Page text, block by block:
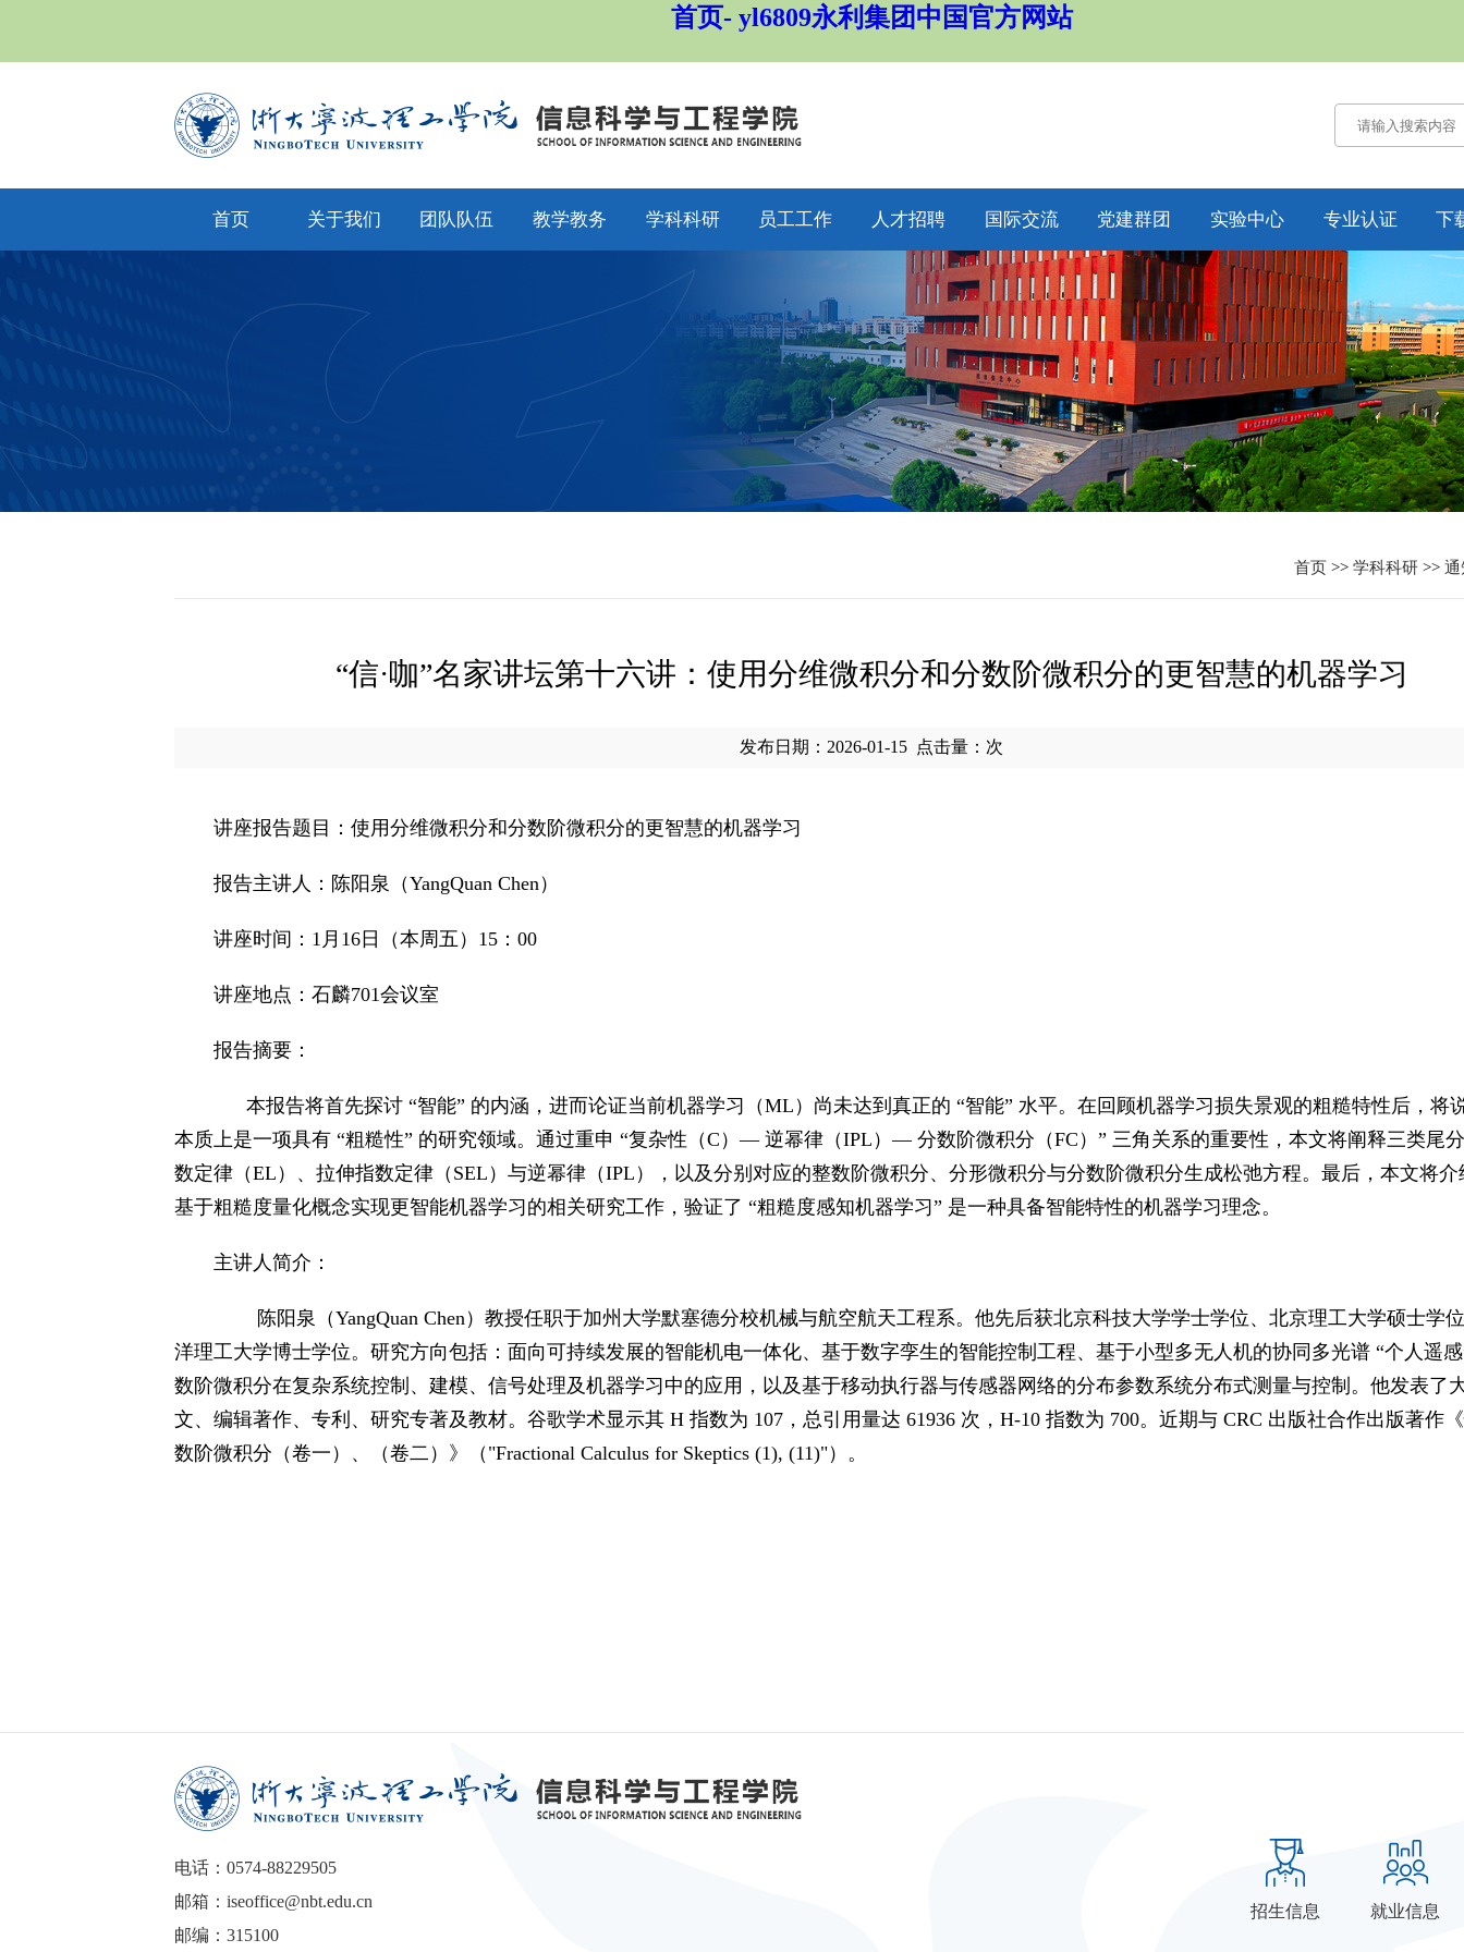
首页- yl6809永利集团中国官方网站
首页 关于我们 团队队伍 教学教务
专业设置
学科科研
通知公告
科研动态
员工工作
学工动态
学科竞赛
人才招聘
招生工作
就业工作
员工工作
国际交流
通知公告
交流动态
合作项目
党建群团
通知公告
党务工作
工会工作
纪委工作
实验中心 专业认证
认证概况
工作动态
培养方案
规章制度
下
资
首页 >> 学科科研 >> 通
“信·咖”名家讲坛第十六讲：使用分维微积分和分数阶微积分的更智慧的机器学习
发布日期：2026-01-15 点击量： 次
讲座报告题目：使用分维微积分和分数阶微积分的更智慧的机器学习
报告主讲人：陈阳泉（YangQuan Chen）
讲座时间：1月16日（本周五）15：00
讲座地点：石麟701会议室
报告摘要：
本报告将首先探讨 “智能” 的内涵，进而论证当前机器学习（ML）尚未达到真正的 “智能” 水平。在回顾机器学习损失景观的粗糙特性后，将
本质上是一项具有 “粗糙性” 的研究领域。通过重申 “复杂性（C）— 逆幂律（IPL）— 分数阶微积分（FC）” 三角关系的重要性，本文将阐释三类尾
数定律（EL）、拉伸指数定律（SEL）与逆幂律（IPL），以及分别对应的整数阶微积分、分形微积分与分数阶微积分生成松弛方程。最后，本文将
基于粗糙度量化概念实现更智能机器学习的相关研究工作，验证了 “粗糙度感知机器学习” 是一种具备智能特性的机器学习理念。
主讲人简介：
陈阳泉（YangQuan Chen）教授任职于加州大学默塞德分校机械与航空航天工程系。他先后获北京科技大学学士学位、北京理工大学硕士学
洋理工大学博士学位。研究方向包括：面向可持续发展的智能机电一体化、基于数字孪生的智能控制工程、基于小型多无人机的协同多光谱 “个人遥
数阶微积分在复杂系统控制、建模、信号处理及机器学习中的应用，以及基于移动执行器与传感器网络的分布参数系统分布式测量与控制。他发表了
文、编辑著作、专利、研究专著及教材。谷歌学术显示其 H 指数为 107，总引用量达 61936 次，H-10 指数为 700。近期与 CRC 出版社合作出版著作
数阶微积分（卷一）、（卷二）》（"Fractional Calculus for Skeptics (1), (11)"）。
电话：0574-88229505
邮箱：iseoffice@nbt.edu.cn
邮编：315100
招生信息 就业信息